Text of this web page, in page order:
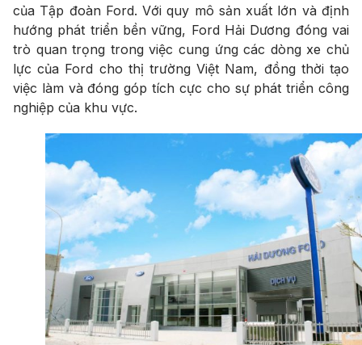
của Tập đoàn Ford. Với quy mô sản xuất lớn và định
hướng phát triển bền vững, Ford Hải Dương đóng vai
trò quan trọng trong việc cung ứng các dòng xe chủ
lực của Ford cho thị trường Việt Nam, đồng thời tạo
việc làm và đóng góp tích cực cho sự phát triển công
nghiệp của khu vực.